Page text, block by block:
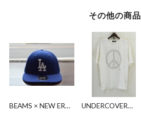
その他の商品
BEAMS × NEW ERA
UNDERCOVER